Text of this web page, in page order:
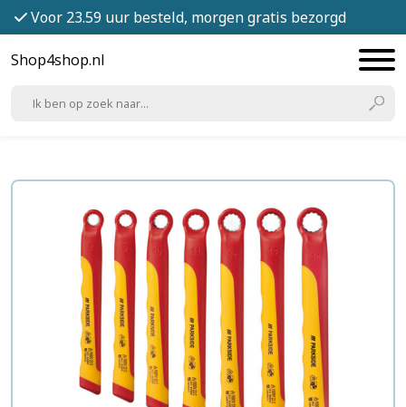
Voor 23.59 uur besteld, morgen gratis bezorgd
Shop4shop.nl